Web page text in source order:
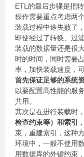
ETL的最后步骤是把
操作需要重点考虑两
装载过程中途失败了
即使经过了转换、过
装载的数据量还是很
时的时间，同时需要
率，加快装载速度，
首先保证足够的系统
以要配置高性能的服
共用。
其次是在进行装载时
检查约束等）和索引
束，重建索引，这种
环境中，一般不使用
用数据库的外键约束